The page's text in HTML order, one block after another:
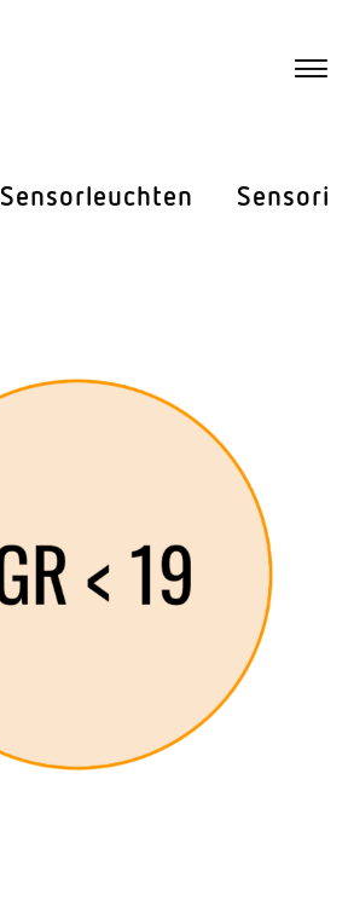
Sensor­leuchten Sensorik